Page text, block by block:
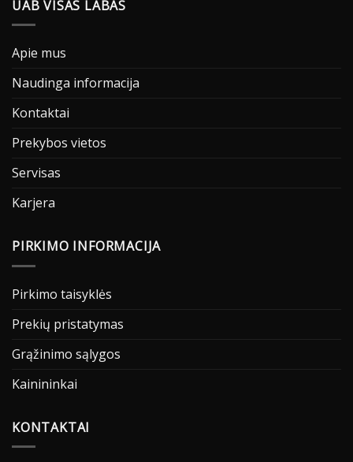
UAB VISAS LABAS
Apie mus
Naudinga informacija
Kontaktai
Prekybos vietos
Servisas
Karjera
PIRKIMO INFORMACIJA
Pirkimo taisyklės
Prekių pristatymas
Grąžinimo sąlygos
Kainininkai
KONTAKTAI